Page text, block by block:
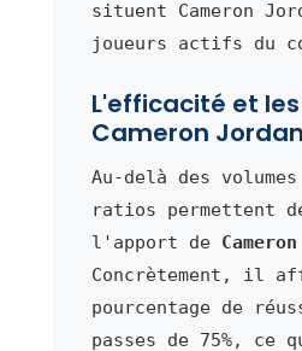
situent Cameron
joueurs actifs du
L'efficacité et
Cameron Jordan
Au-delà des
ratios permettent
l'apport de
Concrètement, il
pourcentage de
passes de 75%, ce